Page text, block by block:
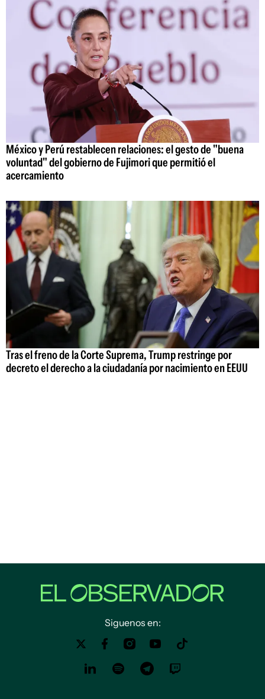
México y Perú restablecen relaciones: el gesto de "buena
voluntad" del gobierno de Fujimori que permitió el
acercamiento
Tras el freno de la Corte Suprema, Trump restringe por
decreto el derecho a la ciudadanía por nacimiento en EEUU
Siguenos en: